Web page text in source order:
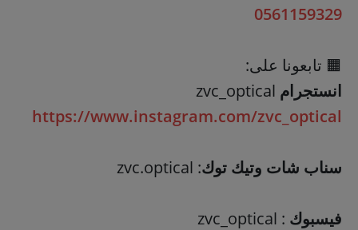
0561159329
انستجرام
https://www.instagram.com/zvc_optical
سناب شات وتيك توك: zvc.optical
فيسبوك : zvc_optical